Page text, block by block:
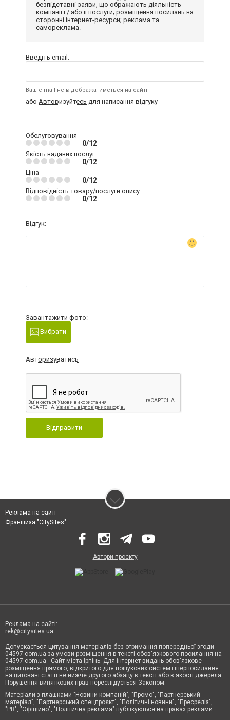
безпідставні заяви, що ображають діяльність
компанії і / або її послуги; розміщення посилань на
сторонні інтернет-ресурси; реклама та
самореклама.
Введіть email:
Ваш e-mail не відображатиметься на сайті
або Авторизуйтесь для написання відгуку
Обслуговування
0/12
Якість наданих послуг
0/12
Ціна
0/12
Відповідність товару/послуги опису
0/12
Відгук:
Завантажити фото:
Вибрати
Авторизуватись
Відправити
Реклама на сайті
Франшиза "CitySites"
Автори проєкту
Реклама на сайті:
rek@citysites.ua
Допускається цитування матеріалів без отримання попередньої згоди
04597.com.ua за умови розміщення в тексті обов'язкового посилання на
04597.com.ua - Сайт міста Ірпінь. Для інтернет-видань обов'язкове
розміщення прямого, відкритого для пошукових систем гіперпосилання
на цитовані статті не нижче другого абзацу в тексті або в якості джерела.
Порушення виняткових прав переслідується Законом.
Матеріали з плашками "Новини компаній", "Промо", "Партнерський
матеріал", "Партнерський спецпроєкт", "Політичні новини", "Пресреліз",
"PR", "Офіційно", "Політична реклама" публікуються на правах реклами.